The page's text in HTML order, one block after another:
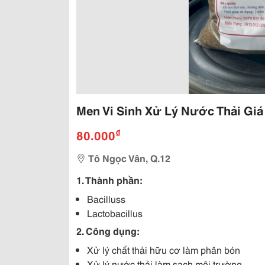
Men Vi Sinh Xử Lý Nước Thải
80.000₫
Tô Ngọc Vân, Q.12
1. Thành phần:
Bacilluss
Lactobacillus
2. Công dụng:
Xử lý chất thải hữu cơ làm phân bón